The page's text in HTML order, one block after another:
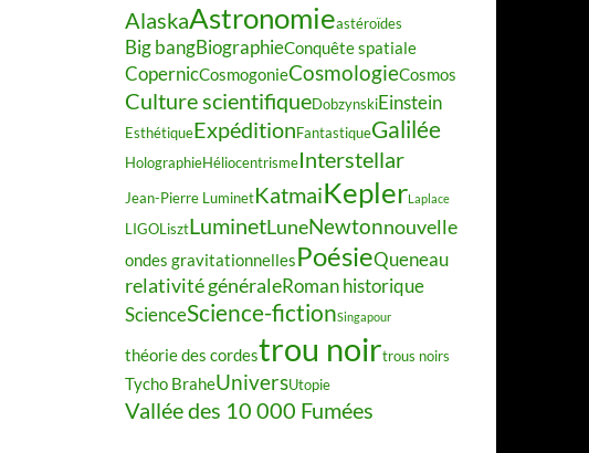
AlaskaAstronomieastéroïdes
Big bangBiographieConquête spatiale
CopernicCosmogonieCosmologieCosmos
Culture scientifiqueDobzynskiEinstein
EsthétiqueExpéditionFantastiqueGalilée
HolographieHéliocentrismeInterstellar
Jean-Pierre LuminetKatmaiKeplerLaplace
LIGOLisztLuminetLuneNewtonnouvelle
ondes gravitationnellesPoésieQueneau
relativité généraleRoman historique
ScienceScience-fictionSingapour
théorie des cordestrou noirtrous noirs
Tycho BraheUniversUtopie
Vallée des 10 000 Fumées